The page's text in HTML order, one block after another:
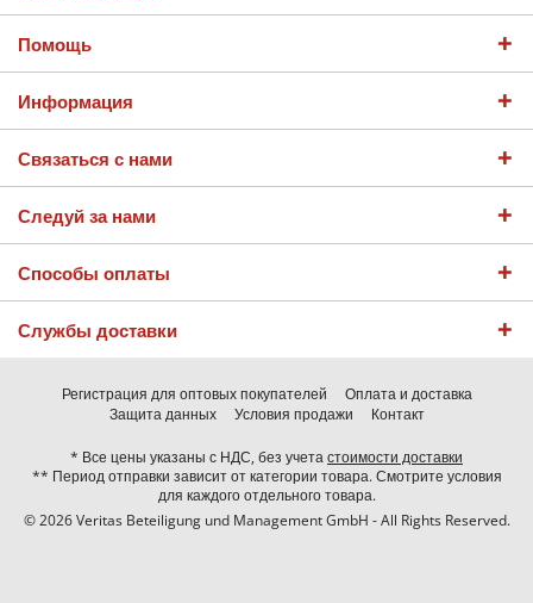
Помощь
Информация
Связаться с нами
Следуй за нами
Способы оплаты
Службы доставки
Регистрация для оптовых покупателей
Оплата и доставка
Защита данных
Условия продажи Контакт
* Все цены указаны с НДС, без учетастоимости доставки
** Период отправки зависит от категории товара. Смотрите условия
для каждого отдельного товара.
© 2026 Veritas Beteiligung und Management GmbH - All Rights Reserved.